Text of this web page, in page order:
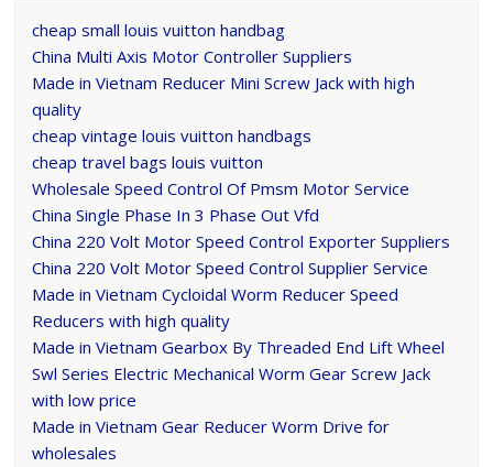
cheap small louis vuitton handbag
China Multi Axis Motor Controller Suppliers
Made in Vietnam Reducer Mini Screw Jack with high
quality
cheap vintage louis vuitton handbags
cheap travel bags louis vuitton
Wholesale Speed Control Of Pmsm Motor Service
China Single Phase In 3 Phase Out Vfd
China 220 Volt Motor Speed Control Exporter Suppliers
China 220 Volt Motor Speed Control Supplier Service
Made in Vietnam Cycloidal Worm Reducer Speed
Reducers with high quality
Made in Vietnam Gearbox By Threaded End Lift Wheel
Swl Series Electric Mechanical Worm Gear Screw Jack
with low price
Made in Vietnam Gear Reducer Worm Drive for
wholesales